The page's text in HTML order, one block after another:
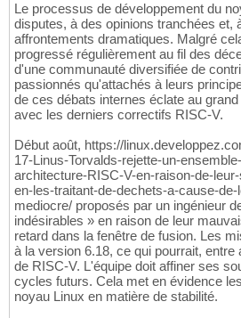
Le processus de développement du
disputes, à des opinions tranchées et,
affrontements dramatiques. Malgré
progressé régulièrement au fil des
d'une communauté diversifiée de
passionnés qu'attachés à leurs
de ces débats internes éclate au
avec les derniers correctifs RISC-V.
Début août, https://
17-Linus-Torvalds-rejette-un-
architecture-RISC-V-en-raison-de-
en-les-traitant-de-dechets-a-cause-de-
mediocre/ proposés par un ingénieur
indésirables » en raison de leur
retard dans la fenêtre de fusion. Les
à la version 6.18, ce qui pourrait, entre
de RISC-V. L'équipe doit affiner ses
cycles futurs. Cela met en évidence
noyau Linux en matière de stabilité.